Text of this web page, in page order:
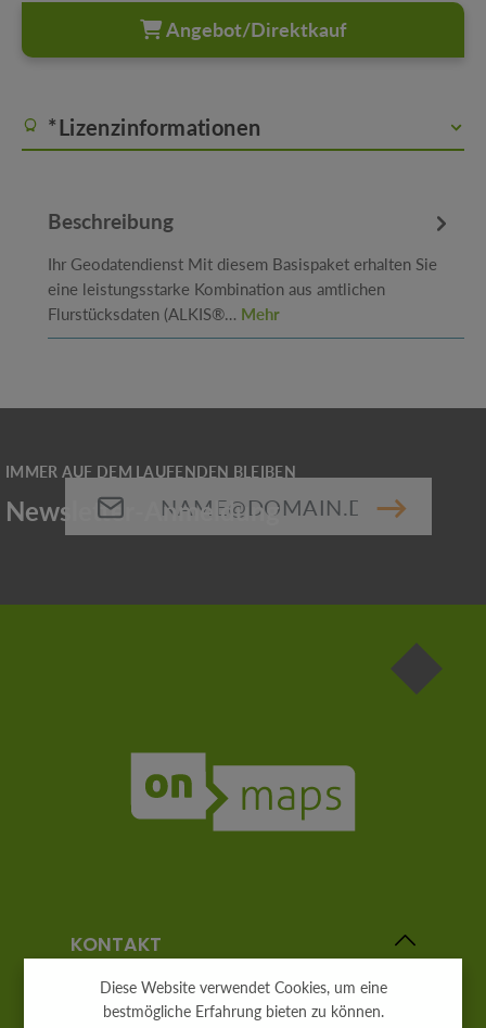
Angebot/Direktkauf
*Lizenzinformationen
Beschreibung
Ihr Geodatendienst Mit diesem Basispaket erhalten Sie
eine leistungsstarke Kombination aus amtlichen
Flurstücksdaten (ALKIS®… Mehr
Pflichtfelder.
KONTAKT
Diese Website verwendet Cookies, um eine
bestmögliche Erfahrung bieten zu können.